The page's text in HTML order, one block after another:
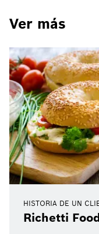
Ver más
HISTORIA DE UN
Richetti